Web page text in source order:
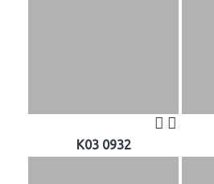
K03 0932